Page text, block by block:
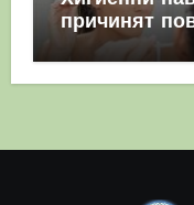
причинят
полза